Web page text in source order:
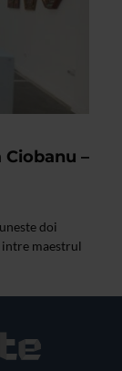
–
doi
maestrul